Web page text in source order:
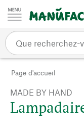
Passer au contenu
Page d'accueil
MADE BY HAND